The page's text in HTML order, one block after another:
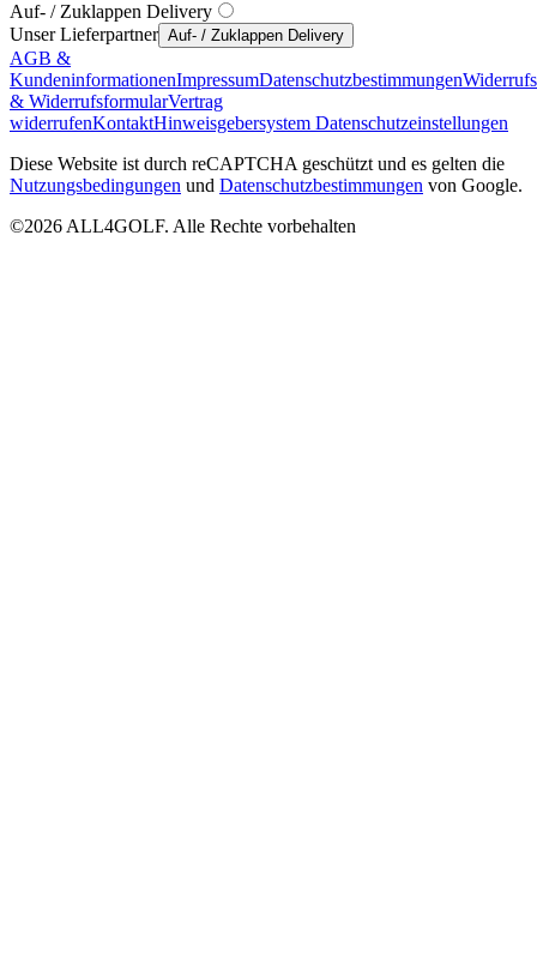
Auf- / Zuklappen Delivery
Unser Lieferpartner Auf- / Zuklappen Delivery
AGB &
KundeninformationenImpressumDatenschutzbestimmungen
& WiderrufsformularVertrag
widerrufenKontaktHinweisgebersystem Datenschutzeinstellungen
Diese Website ist durch reCAPTCHA geschützt und es gelten die
Nutzungsbedingungen und Datenschutzbestimmungen von Google.
©2026 ALL4GOLF. Alle Rechte vorbehalten